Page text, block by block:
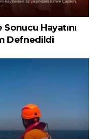
Hayatını
Defnedildi